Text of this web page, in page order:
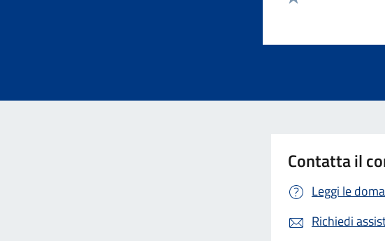
Contatta il
Leggi le
Richiedi